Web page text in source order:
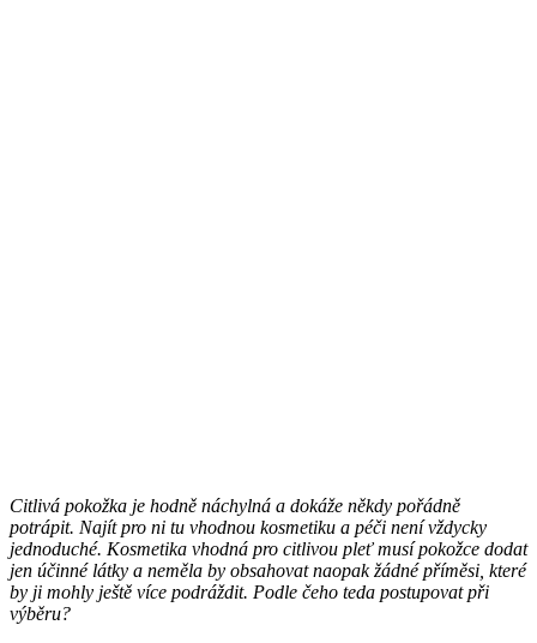
Citlivá pokožka je hodně náchylná a dokáže někdy pořádně
potrápit. Najít pro ni tu vhodnou kosmetiku a péči není vždycky
jednoduché. Kosmetika vhodná pro citlivou pleť musí pokožce dodat
jen účinné látky a neměla by obsahovat naopak žádné příměsi, které
by ji mohly ještě více podráždit. Podle čeho teda postupovat při
výběru?